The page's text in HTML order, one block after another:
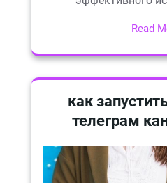
Read
как
телеграм